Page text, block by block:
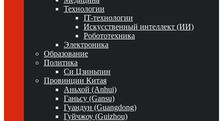
Технологии
IT-технологии
Искусственный интеллект (ИИ)
Робототехника
Электроника
Образование
Политика
Си Цзиньпин
Провинции Китая
Аньхой (Anhui)
Ганьсу (Gansu)
Гуандун (Guangdong)
Гуйчжоу (Guizhou)